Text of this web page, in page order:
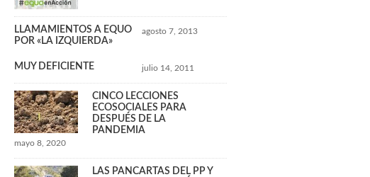
LLAMAMIENTOS A EQUO
POR «LA IZQUIERDA»
agosto 7, 2013
MUY DEFICIENTE julio 14, 2011
CINCO LECCIONES
ECOSOCIALES PARA
DESPUÉS DE LA
PANDEMIA
mayo 8, 2020
LAS PANCARTAS DEL PP Y